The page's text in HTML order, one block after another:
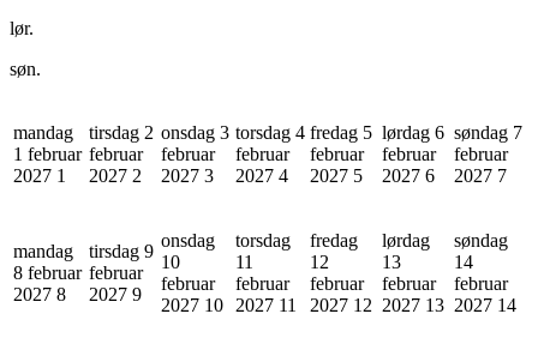
lør.
søn.
mandag
1 februar
2027 1
tirsdag 2
februar
2027 2
onsdag 3
februar
2027 3
torsdag 4
februar
2027 4
fredag 5
februar
2027 5
lørdag 6
februar
2027 6
søndag 7
februar
2027 7
mandag
8 februar
2027 8
tirsdag 9
februar
2027 9
onsdag
10
februar
2027 10
torsdag
11
februar
2027 11
fredag
12
februar
2027 12
lørdag
13
februar
2027 13
søndag
14
februar
2027 14